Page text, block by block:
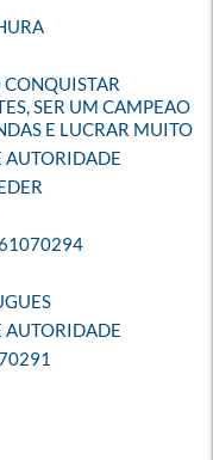
SER UM CAMPEAO
E LUCRAR MUITO
AUTORIDADE
AUTORIDADE